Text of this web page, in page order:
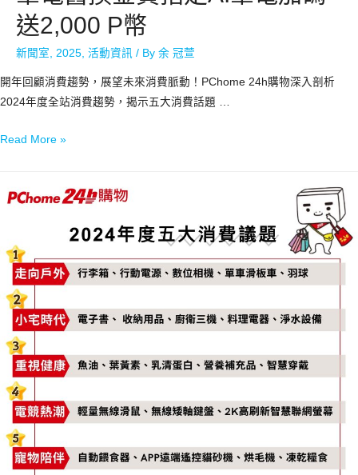
送2,000 P幣
新聞室, 2025, 活動資訊 / By 余 冠萱
開年回顧消費趨勢，展望未來消費脈動！PChome 24h購物深入剖析
2024年度全站消費趨勢，揭示五大消費話題 …
Read More »